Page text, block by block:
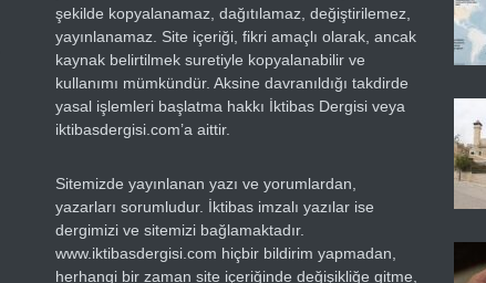
şekilde kopyalanamaz, dağıtılamaz, değiştirilemez,
yayınlanamaz. Site içeriği, fikri amaçlı olarak, ancak
kaynak belirtilmek suretiyle kopyalanabilir ve
kullanımı mümkündür. Aksine davranıldığı takdirde
yasal işlemleri başlatma hakkı İktibas Dergisi veya
iktibasdergisi.com’a aittir.
Sitemizde yayınlanan yazı ve yorumlardan,
yazarları sorumludur. İktibas imzalı yazılar ise
dergimizi ve sitemizi bağlamaktadır.
www.iktibasdergisi.com hiçbir bildirim yapmadan,
herhangi bir zaman site içeriğinde değişikliğe gitme,